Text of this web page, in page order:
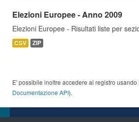
Elezioni Europee - Anno 2009
Elezioni Europee - Risultati liste per
CSV ZIP
E' possibile inoltre accedere al registro usando
Documentazione API).